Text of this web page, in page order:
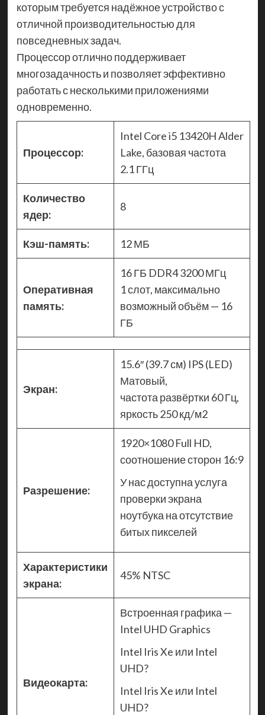
которым требуется надёжное устройство с
отличной производительностью для
повседневных задач.
Процессор отлично поддерживает
многозадачность и позволяет эффективно
работать с несколькими приложениями
одновременно.
Процессор:
Intel Core i5 13420H Alder
Lake, базовая частота
2.1 ГГц
Количество
ядер:
8
Кэш-память: 12 МБ
Оперативная
память:
16 ГБ DDR4 3200 МГц
1 слот, максимально
возможный объём — 16
ГБ
Экран:
15.6″ (39.7 см) IPS (LED)
Матовый,
частота развёртки 60 Гц,
яркость 250 кд/м2
Разрешение:
1920×1080 Full HD,
соотношение сторон 16:9
У нас доступна услуга
проверки экрана
ноутбука на отсутствие
битых пикселей
Характеристики
экрана:
45% NTSC
Видеокарта:
Встроенная графика —
Intel UHD Graphics
Intel Iris Xe или Intel
UHD?
Intel Iris Xe или Intel
UHD?